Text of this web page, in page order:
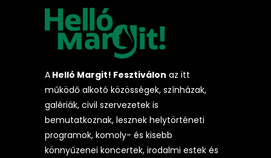
A Helló Margit! Fesztiválon az itt
működő alkotó közösségek, színházak,
galériák, civil szervezetek is
bemutatkoznak, lesznek helytörténeti
programok, komoly- és kisebb
könnyűzenei koncertek, irodalmi estek és